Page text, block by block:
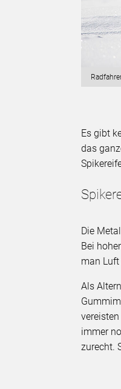
Es gibt
das
Die
Bei
man
Als
immer
zurecht.